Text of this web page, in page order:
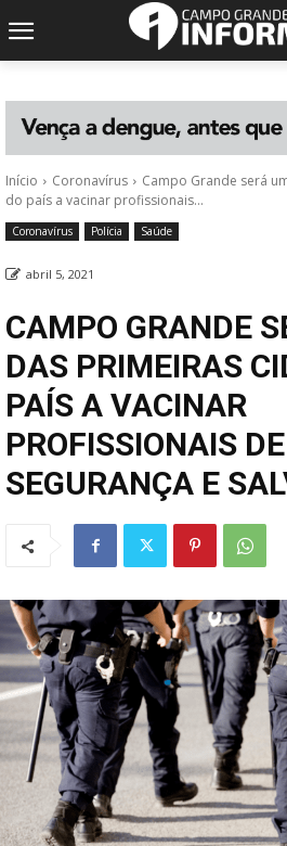
Início Coronavírus
Campo Grande será
do país a vacinar profissionais...
Coronavírus Polícia Saúde
abril 5, 2021
CAMPO GRANDE
DAS PRIMEIRAS
PAÍS A VACINAR
PROFISSIONAIS DE
SEGURANÇA E